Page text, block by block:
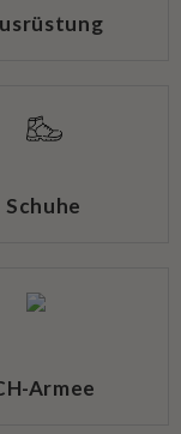
Schuhe
Armee